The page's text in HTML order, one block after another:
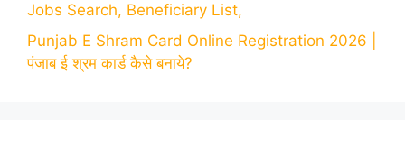
Jobs Search, Beneficiary List,
Punjab E Shram Card Online Registration 2026 |
पंजाब ई श्रम कार्ड कैसे बनाये?